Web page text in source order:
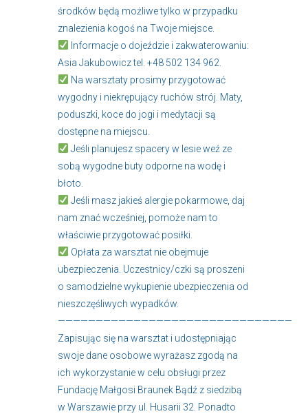
środków będą możliwe tylko w przypadku
znalezienia kogoś na Twoje miejsce.
Informacje o dojeździe i zakwaterowaniu:
Asia Jakubowicz tel. +48 502 134 962.
Na warsztaty prosimy przygotować
wygodny i niekrępujący ruchów strój. Maty,
poduszki, koce do jogi i medytacji są
dostępne na miejscu.
Jeśli planujesz spacery w lesie weź ze
sobą wygodne buty odporne na wodę i
błoto.
Jeśli masz jakieś alergie pokarmowe, daj
nam znać wcześniej, pomoże nam to
właściwie przygotować posiłki.
Opłata za warsztat nie obejmuje
ubezpieczenia. Uczestnicy/czki są proszeni
o samodzielne wykupienie ubezpieczenia od
nieszczęśliwych wypadków.
———————————————————————————————
Zapisując się na warsztat i udostępniając
swoje dane osobowe wyrażasz zgodą na
ich wykorzystanie w celu obsługi przez
Fundację Małgosi Braunek Bądź z siedzibą
w Warszawie przy ul. Husarii 32. Ponadto